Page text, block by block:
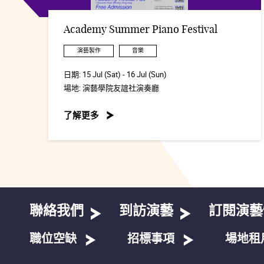
Academy Summer Piano Festival
演藝製作 音樂
日期: 15 Jul (Sat) - 16 Jul (Sun)
場地:演藝學院友誼社演奏廳
了解更多
聯絡我們 到訪演藝 訂閱演
職位空缺 招標事項 場地租